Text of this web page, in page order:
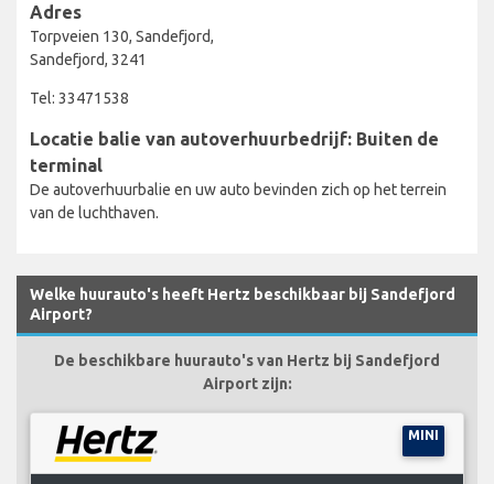
Adres
Torpveien 130, Sandefjord,
Sandefjord, 3241
Tel: 33471538
Locatie balie van autoverhuurbedrijf: Buiten de
terminal
De autoverhuurbalie en uw auto bevinden zich op het terrein
van de luchthaven.
Welke huurauto's heeft Hertz beschikbaar bij Sandefjord
Airport?
De beschikbare huurauto's van Hertz bij Sandefjord
Airport zijn:
MINI